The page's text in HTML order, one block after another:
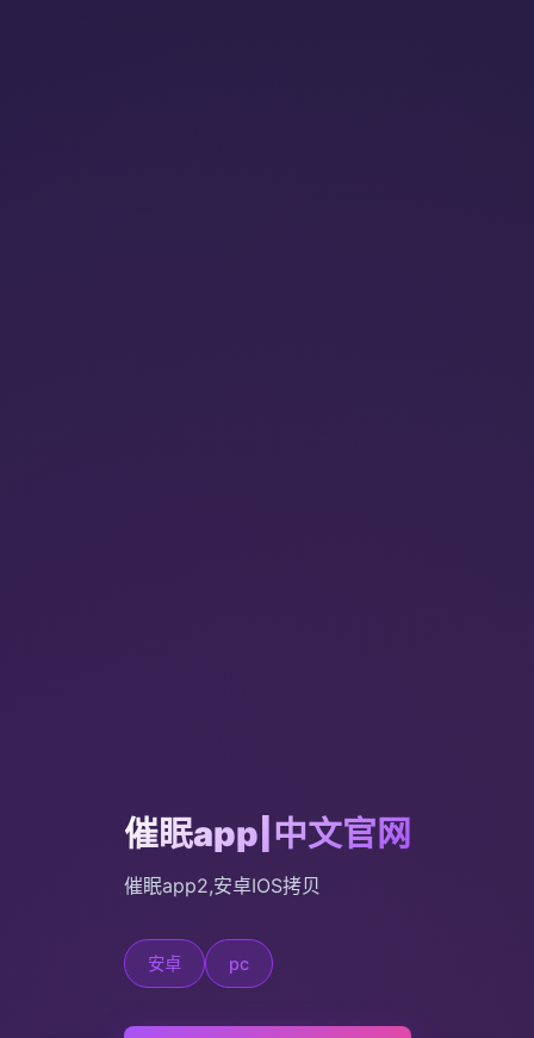
催眠app|中文官网
催眠app2,安卓IOS拷贝
安卓 pc